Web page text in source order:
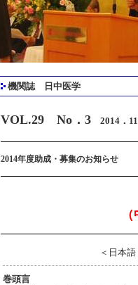
機関誌 日中医学
VOL.29 No．3 2014．
2014年度助成・募集のお知らせ
＜日本語
巻頭言